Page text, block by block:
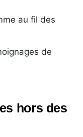
au fil des
de
hors des